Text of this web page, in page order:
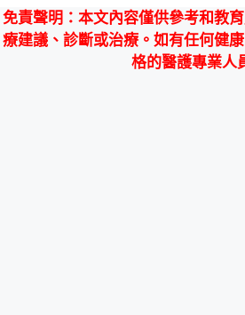
免責聲明 ：本文內容僅供參考和教
療建議、診斷或治療。如有任何健
格的醫護專業人